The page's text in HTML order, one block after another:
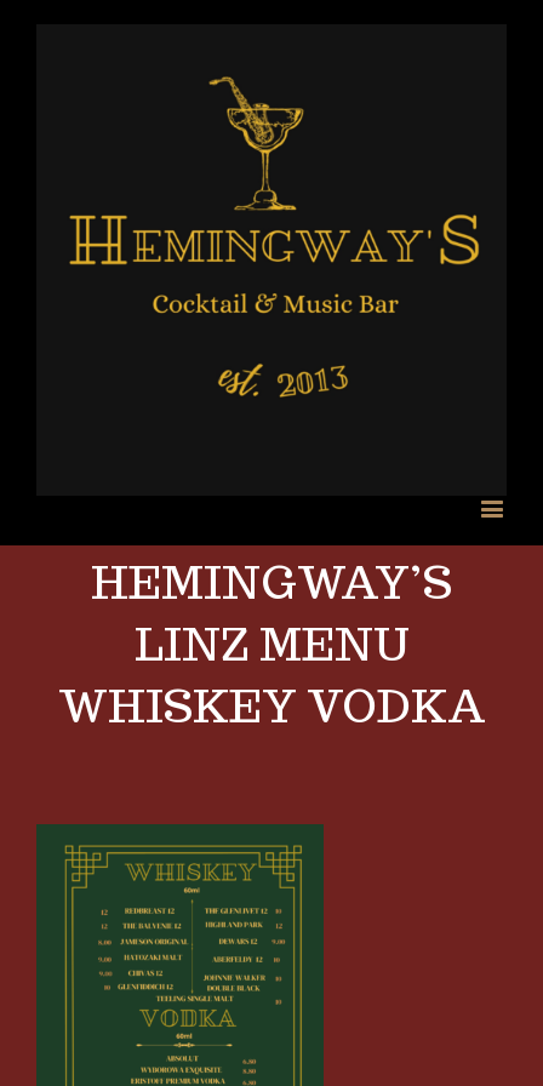
HEMINGWAY’S
LINZ MENU
WHISKEY VODKA